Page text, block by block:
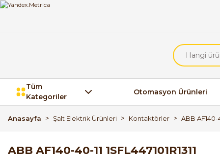
Tüm
Kategoriler
Otomasyon Ürünleri
Anasayfa Şalt Elektrik Ürünleri Kontaktörler ABB AF140-
ABB AF140-40-11 1SFL447101R1311